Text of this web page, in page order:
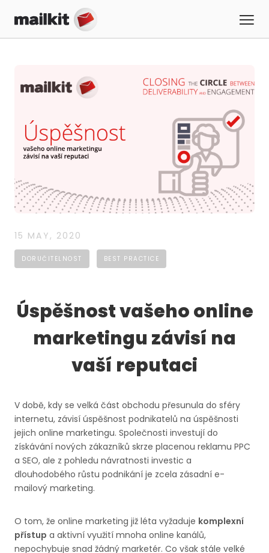
15 MAY, 2020
DORUČITELNOST BEST PRACTICE
Úspěšnost vašeho online
marketingu závisí na
vaší reputaci
V době, kdy se velká část obchodu přesunula do sféry
internetu, závisí úspěšnost podnikatelů na úspěšnosti
jejich online marketingu. Společnosti investují do
získávání nových zákazníků skrze placenou reklamu PPC
a SEO, ale z pohledu návratnosti investic a
dlouhodobého růstu podnikání je zcela zásadní e-
mailový marketing.
O tom, že online marketing již léta vyžaduje komplexní
přístup a aktivní využití mnoha online kanálů,
nepochybuje snad žádný marketér. Co však stále velké